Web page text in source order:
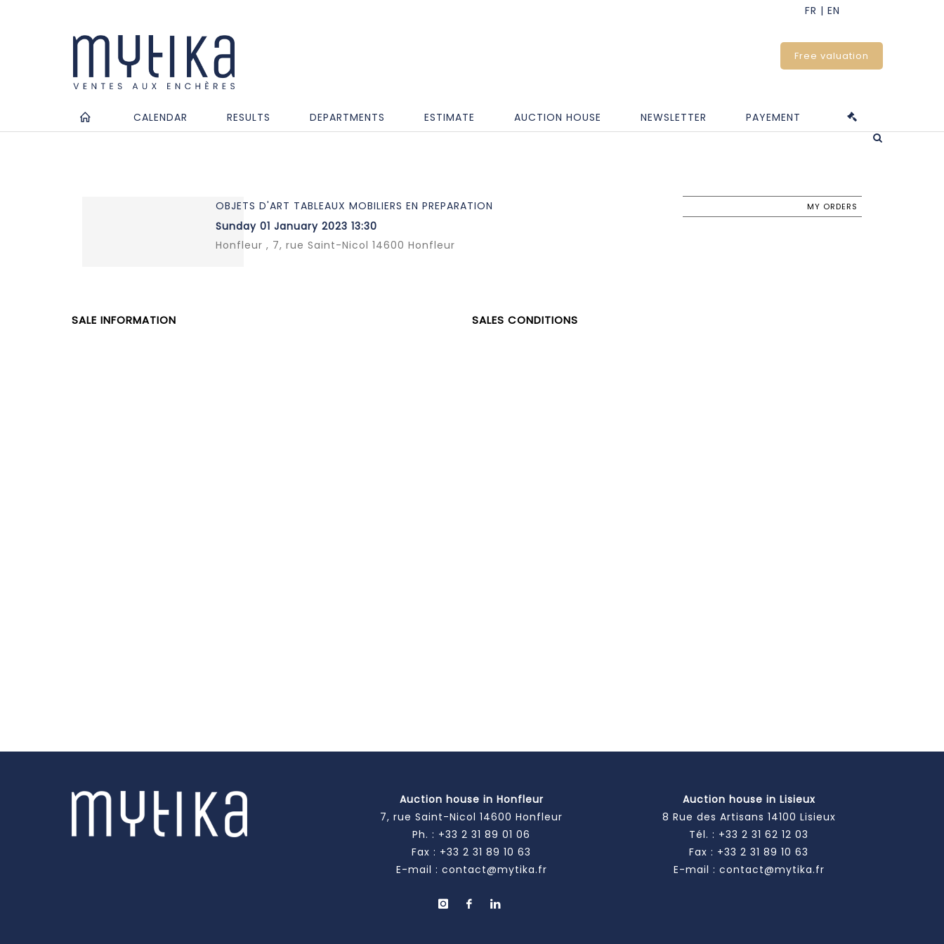
Free valuation
CALENDAR RESULTS DEPARTMENTS ESTIMATE AUCTION HOUSE NEWSLETTER PAYEMENT
OBJETS D'ART TABLEAUX MOBILIERS EN PREPARATION
Sunday 01 January 2023 13:30
Honfleur , 7, rue Saint-Nicol 14600 Honfleur
MY ORDERS
SALE INFORMATION SALES CONDITIONS
Auction house in Honfleur
7, rue Saint-Nicol 14600 Honfleur
Ph. : +33 2 31 89 01 06
Fax : +33 2 31 89 10 63
E-mail : contact@mytika.fr
Auction house in Lisieux
8 Rue des Artisans 14100 Lisieux
Tél. : +33 2 31 62 12 03
Fax : +33 2 31 89 10 63
E-mail : contact@mytika.fr